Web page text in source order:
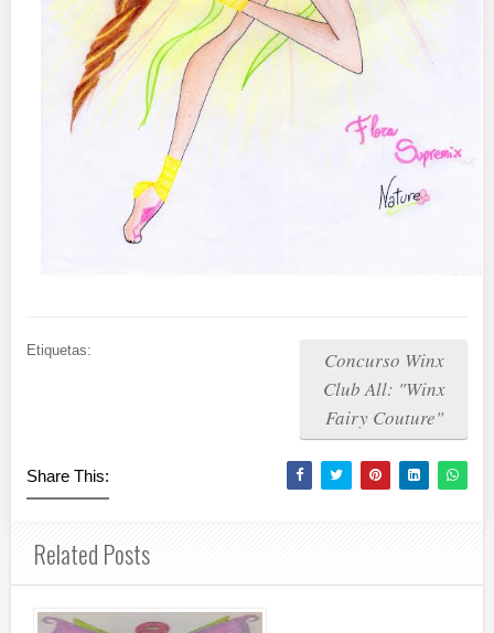
Etiquetas:
Concurso Winx
Club All: "Winx
Fairy Couture"
Share This:
Related Posts